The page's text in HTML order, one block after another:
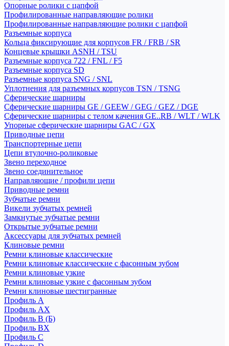
Опорные ролики с цапфой
Профилированные направляющие ролики
Профилированные направляющие ролики с цапфой
Разъемные корпуса
Кольца фиксирующие для корпусов FR / FRB / SR
Концевые крышки ASNH / TSU
Разъемные корпуса 722 / FNL / F5
Разъемные корпуса SD
Разъемные корпуса SNG / SNL
Уплотнения для разъемных корпусов TSN / TSNG
Сферические шарниры
Сферические шарниры GE / GEEW / GEG / GEZ / DGE
Сферические шарниры с телом качения GE..RB / WLT / WLK
Упорные сферические шарниры GAC / GX
Приводные цепи
Транспортерные цепи
Цепи втулочно-роликовые
Звено переходное
Звено соединительное
Направляющие / профили цепи
Приводные ремни
Зубчатые ремни
Викели зубчатых ремней
Замкнутые зубчатые ремни
Открытые зубчатые ремни
Аксессуары для зубчатых ремней
Клиновые ремни
Ремни клиновые классические
Ремни клиновые классические с фасонным зубом
Ремни клиновые узкие
Ремни клиновые узкие с фасонным зубом
Ремни клиновые шестигранные
Профиль A
Профиль AX
Профиль B (Б)
Профиль BX
Профиль C